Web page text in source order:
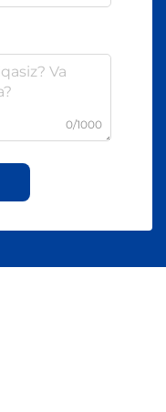
0/1000